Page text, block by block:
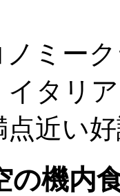
ミー
タリ
点近い
の機内